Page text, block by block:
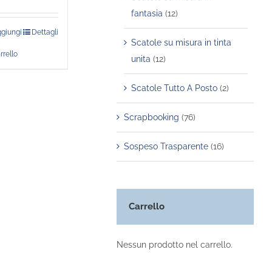
Dettagli
fantasia (12)
Scatole su misura in tinta
unita (12)
Scatole Tutto A Posto (2)
Scrapbooking (76)
Sospeso Trasparente (16)
Carrello
Nessun prodotto nel carrello.